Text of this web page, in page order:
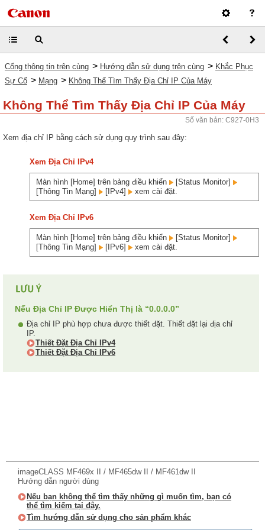
Cổng thông tin trên cùng > Hướng dẫn sử dụng trên cùng > Khắc Phục
Sự Cố > Mạng > Không Thể Tìm Thấy Địa Chỉ IP Của Máy
Không Thể Tìm Thấy Địa Chỉ IP Của Máy
Số văn bản: C927-0H3
Xem địa chỉ IP bằng cách sử dụng quy trình sau đây:
Xem Địa Chỉ IPv4
Màn hình [Home] trên bảng điều khiển
[Status Monitor]
[Thông Tin Mạng]
[IPv4] xem cài đặt.
Xem Địa Chỉ IPv6
Màn hình [Home] trên bảng điều khiển
[Status Monitor]
[Thông Tin Mạng]
[IPv6] xem cài đặt.
Nếu Địa Chỉ IP Được Hiển Thị là “0.0.0.0”
Địa chỉ IP phù hợp chưa được thiết đặt. Thiết đặt lại địa chỉ
IP.
Thiết Đặt Địa Chỉ IPv4
Thiết Đặt Địa Chỉ IPv6
imageCLASS MF469x II / MF465dw II / MF461dw II
Hướng dẫn người dùng
Nếu bạn không thể tìm thấy những gì muốn tìm, bạn có
thể tìm kiếm tại đây.
Tìm hướng dẫn sử dụng cho sản phẩm khác